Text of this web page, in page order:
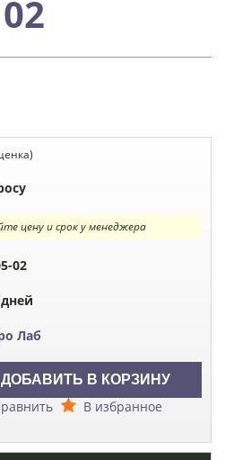
02
цену и срок у менеджера
02
Лаб
В избранное